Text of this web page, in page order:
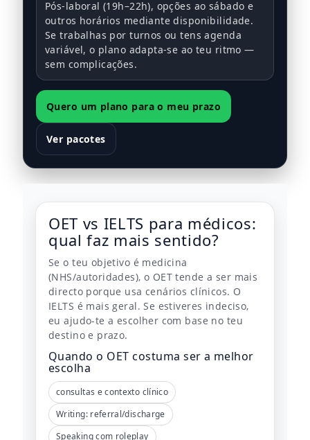
Pós-laboral (19h–22h), opções ao sábado e
outros horários mediante disponibilidade.
Se trabalhas por turnos ou tens agenda
variável, o plano adapta-se ao teu ritmo —
sem complicações.
Quero um plano para o meu prazo
Ver pacotes
OET vs IELTS para médicos:
qual faz mais sentido?
Se o teu objetivo é medicina
(NHS/autoridades), o OET tende a ser mais
directo porque usa cenários clínicos. O
IELTS é mais geral. Se estiveres indeciso,
eu ajudo-te a escolher com base no teu
destino e prazo.
Quando o OET costuma ser a melhor
escolha
consultas e contexto clínico
Writing: referral/discharge
Speaking com roleplay